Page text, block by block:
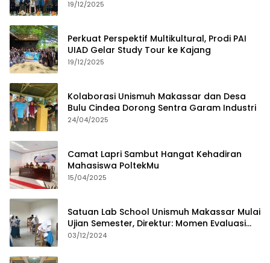
dan Budaya Lokal
19/12/2025
Perkuat Perspektif Multikultural, Prodi PAI
UIAD Gelar Study Tour ke Kajang
19/12/2025
Kolaborasi Unismuh Makassar dan Desa
Bulu Cindea Dorong Sentra Garam Industri
24/04/2025
Camat Lapri Sambut Hangat Kehadiran
Mahasiswa PoltekMu
15/04/2025
Satuan Lab School Unismuh Makassar Mulai
Ujian Semester, Direktur: Momen Evaluasi
Proses Pembelajaran
03/12/2024